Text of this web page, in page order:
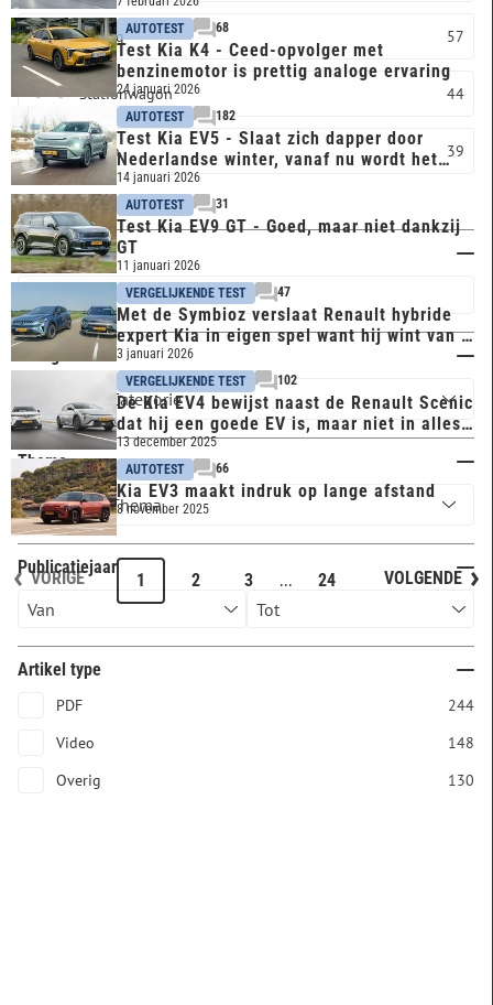
Overig 57
Stationwagon 44
Sedan 39
Meer opties
Trefwoord
Categorie
Thema
Publicatiejaar
Artikel type
PDF
244
Video
148
Overig
130
AUTOTEST
68
Test Kia K4 - Ceed-opvolger met
benzinemotor is prettig analoge ervaring
24 januari 2026
AUTOTEST
182
Test Kia EV5 - Slaat zich dapper door
Nederlandse winter, vanaf nu wordt het
alleen maar beter
14 januari 2026
AUTOTEST
31
Test Kia EV9 GT - Goed, maar niet dankzij
GT
11 januari 2026
VERGELIJKENDE TEST
47
Met de Symbioz verslaat Renault hybride
expert Kia in eigen spel want hij wint van de
Niro
3 januari 2026
VERGELIJKENDE TEST
102
De Kia EV4 bewijst naast de Renault Scenic
dat hij een goede EV is, maar niet in alles
beter
13 december 2025
AUTOTEST
66
Kia EV3 maakt indruk op lange afstand
8 november 2025
VORIGE VOLGENDE
1 2 3 ... 24